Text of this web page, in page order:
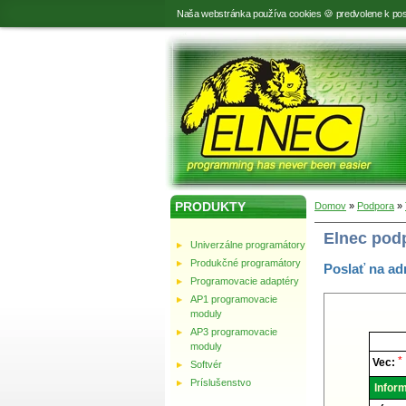
Naša webstránka používa cookies 🍪 predvolene k
PRODUKTY
Univerzálne programátory
Produkčné programátory
Programovacie adaptéry
AP1 programovacie
moduly
AP3 programovacie
moduly
Softvér
Príslušenstvo
Domov » Podpora »
Elnec
Poslať na
Elnec
podpora.
Vec: *